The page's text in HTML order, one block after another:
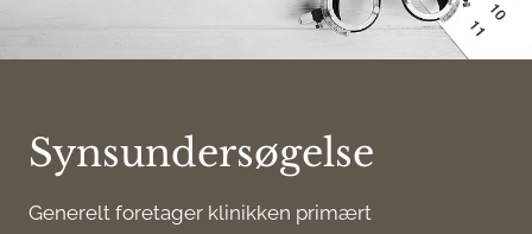
Synsundersøgelse
Generelt foretager klinikken primært